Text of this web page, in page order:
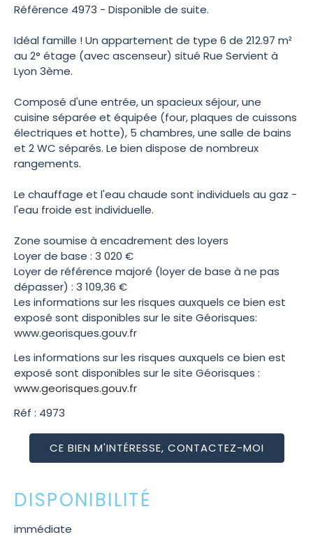
Référence 4973 - Disponible de suite.
Idéal famille ! Un appartement de type 6 de 212.97 m²
au 2° étage (avec ascenseur) situé Rue Servient à
Lyon 3ème.
Composé d'une entrée, un spacieux séjour, une
cuisine séparée et équipée (four, plaques de cuissons
électriques et hotte), 5 chambres, une salle de bains
et 2 WC séparés. Le bien dispose de nombreux
rangements.
Le chauffage et l'eau chaude sont individuels au gaz -
l'eau froide est individuelle.
Zone soumise à encadrement des loyers
Loyer de base : 3 020 €
Loyer de référence majoré (loyer de base à ne pas
dépasser) : 3 109,36 €
Les informations sur les risques auxquels ce bien est
exposé sont disponibles sur le site Géorisques:
www.georisques.gouv.fr
Les informations sur les risques auxquels ce bien est
exposé sont disponibles sur le site Géorisques :
www.georisques.gouv.fr
Réf : 4973
CE BIEN M'INTÉRESSE, CONTACTEZ-MOI
DISPONIBILITÉ
immédiate